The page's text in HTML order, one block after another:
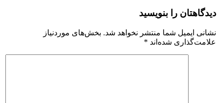
دیدگاهتان را بنویسید
نشانی ایمیل شما منتشر نخواهد شد. بخش‌های موردنیاز
علامت‌گذاری شده‌اند *